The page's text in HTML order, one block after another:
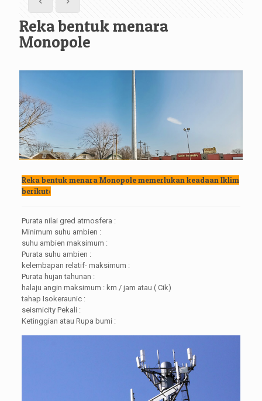
Reka bentuk menara
Monopole
Reka bentuk menara Monopole memerlukan keadaan Iklim
berikut:
Purata nilai gred atmosfera :
Minimum suhu ambien :
suhu ambien maksimum :
Purata suhu ambien :
kelembapan relatif- maksimum :
Purata hujan tahunan :
halaju angin maksimum : km / jam atau ( Cik)
tahap Isokeraunic :
seismicity Pekali :
Ketinggian atau Rupa bumi :